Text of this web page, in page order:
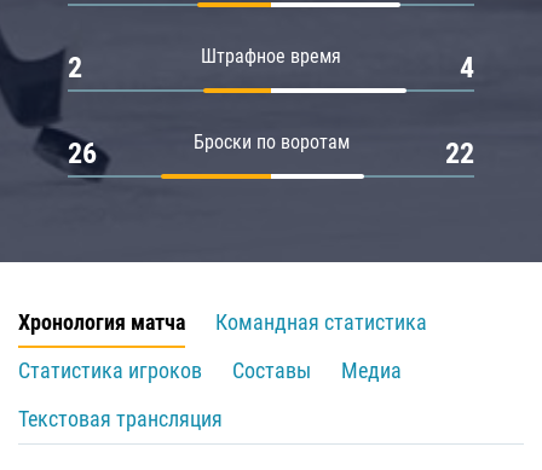
Штрафное время
2 4
Броски по воротам
26 22
Хронология матча
Командная статистика
Статистика игроков
Составы
Медиа
Текстовая трансляция